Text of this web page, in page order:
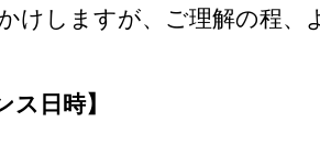
けしますが、ご理解の程、
ス日時】